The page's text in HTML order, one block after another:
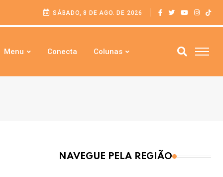
SÁBADO, 8 DE AGO. DE 2026
Menu Conecta Colunas
NAVEGUE PELA REGIÃO